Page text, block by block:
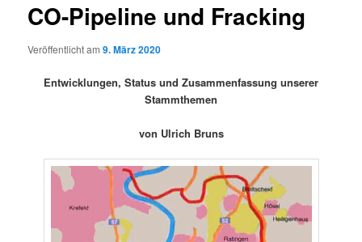
CO-Pipeline und Fracking
Veröffentlicht am9. März 2020
Entwicklungen, Status und Zusammenfassung unserer
Stammthemen
von Ulrich Bruns